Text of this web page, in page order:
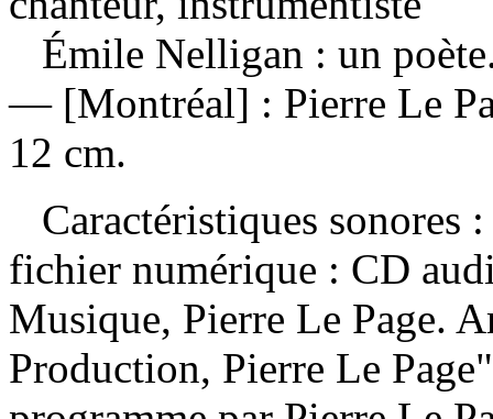
Émile Nelligan : un
— [Montréal] : Pierre Le
12 cm.
Caractéristiques sonores
fichier numérique : CD
Musique, Pierre Le Page.
Production, Pierre Le